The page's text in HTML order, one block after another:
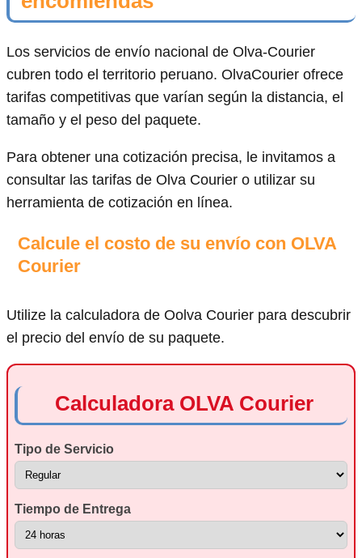
Los servicios de envío nacional de Olva-Courier
cubren todo el territorio peruano. OlvaCourier ofrece
tarifas competitivas que varían según la distancia, el
tamaño y el peso del paquete.
Para obtener una cotización precisa, le invitamos a
consultar las tarifas de Olva Courier o utilizar su
herramienta de cotización en línea.
Calcule el costo de su envío con OLVA
Courier
Utilize la calculadora de Oolva Courier para descubrir
el precio del envío de su paquete.
Calculadora OLVA Courier
Tipo de Servicio
Tiempo de Entrega